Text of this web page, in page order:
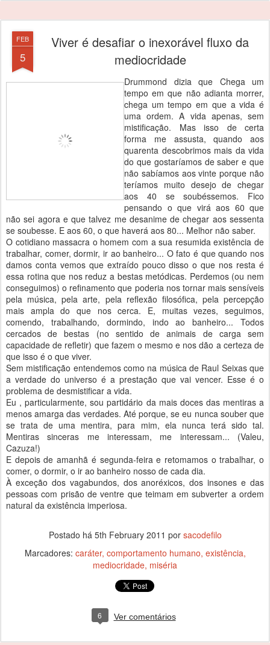
FEB
5
Viver é desafiar o inexorável fluxo da
mediocridade
Drummond dizia que Chega um
tempo em que não adianta morrer,
chega um tempo em que a vida é
uma ordem. A vida apenas, sem
mistificação. Mas isso de certa
forma me assusta, quando aos
quarenta descobrimos mais da vida
do que gostaríamos de saber e que
não sabíamos aos vinte porque não
teríamos muito desejo de chegar
aos 40 se soubéssemos. Fico
pensando o que virá aos 60 que
não sei agora e que talvez me desanime de chegar aos sessenta
se soubesse. E aos 60, o que haverá aos 80... Melhor não saber.
O cotidiano massacra o homem com a sua resumida existência de
trabalhar, comer, dormir, ir ao banheiro... O fato é que quando nos
damos conta vemos que extraído pouco disso o que nos resta é
essa rotina que nos reduz a bestas metódicas. Perdemos (ou nem
conseguimos) o refinamento que poderia nos tornar mais sensíveis
pela música, pela arte, pela reflexão filosófica, pela percepção
mais ampla do que nos cerca. E, muitas vezes, seguimos,
comendo, trabalhando, dormindo, indo ao banheiro... Todos
cercados de bestas (no sentido de animais de carga sem
capacidade de refletir) que fazem o mesmo e nos dão a certeza de
que isso é o que viver.
Sem mistificação entendemos como na música de Raul Seixas que
a verdade do universo é a prestação que vai vencer. Esse é o
problema de desmistificar a vida.
Eu , particularmente, sou partidário da mais doces das mentiras a
menos amarga das verdades. Até porque, se eu nunca souber que
se trata de uma mentira, para mim, ela nunca terá sido tal.
Mentiras sinceras me interessam, me interessam... (Valeu,
Cazuza!)
E depois de amanhã é segunda-feira e retomamos o trabalhar, o
comer, o dormir, o ir ao banheiro nosso de cada dia.
À exceção dos vagabundos, dos anoréxicos, dos insones e das
pessoas com prisão de ventre que teimam em subverter a ordem
natural da existência imperiosa.
Postado há 5th February 2011 por sacodefilo
Marcadores: caráter comportamento humano existência
mediocridade miséria
6 Ver comentários